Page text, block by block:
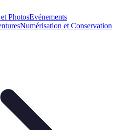
PhotosEvénements
Numérisation et Conservation